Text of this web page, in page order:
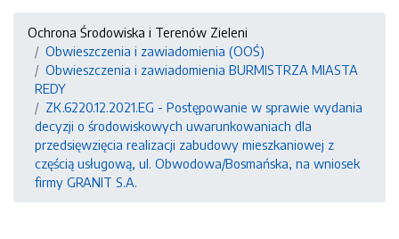
Ochrona Środowiska i Terenów Zieleni
Obwieszczenia i zawiadomienia (OOŚ)
Obwieszczenia i zawiadomienia BURMISTRZA MIASTA
REDY
ZK.6220.12.2021.EG - Postępowanie w sprawie wydania
decyzji o środowiskowych uwarunkowaniach dla
przedsięwzięcia realizacji zabudowy mieszkaniowej z
częścią usługową, ul. Obwodowa/Bosmańska, na wniosek
firmy GRANIT S.A.